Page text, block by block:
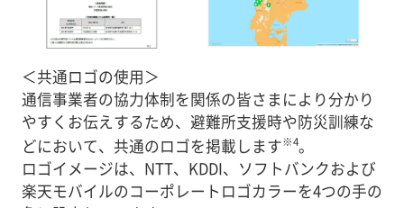
＜共通ロゴの使用＞
通信事業者の協力体制を関係の皆さまにより分かり
やすくお伝えするため、避難所支援時や防災訓練な
どにおいて、共通のロゴを掲載します※4。
ロゴイメージは、NTT、KDDI、ソフトバンクおよび
楽天モバイルのコーポレートロゴカラーを4つの手の